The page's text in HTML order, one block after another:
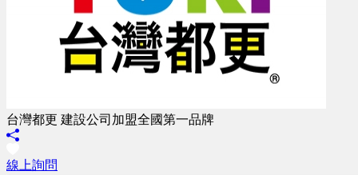
台灣都更 建設公司加盟全國第一品牌
線上詢問